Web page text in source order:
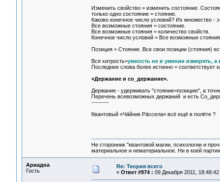
Изменить свойство = изменить состояние.
только одно состояние = стояние.
Каково конечное число условий? Их множество -
Все возможные стояния = состояние.
Все возможные стояния = количество свойств.
Конечное число условий = Все возможные
Позиция = Стояние. Все свои позиции (стояния)
Вся хитрость=умность не в умении измерять, а
Последнее слова более истинно =
«Держание и со_держание».
Держание - удерживать "стояние=позицию", а
Перечень всевозможных держаний и есть
---------
Квантовый «Ча́йник Ра́ссела» всё ещё в полёте ?
Не сторонник "квантовой магии, психологии и
материальное и нематериальное. Ни в коей
Ариадна
Гость
Re: Теория всего
« Ответ #974 : 09 Декабря 2011, 18:48:42